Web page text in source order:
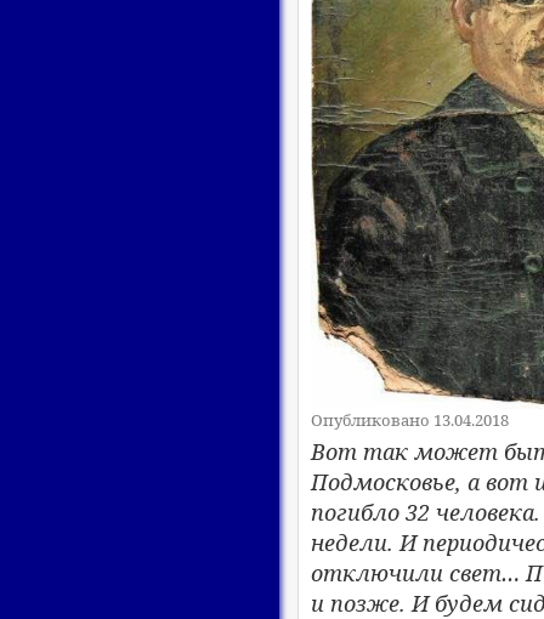
Опубликовано 13.04.2018
Вот так может
Подмосковье, а вот
погибло 32
недели. И
отключили свет…
и позже. И будем